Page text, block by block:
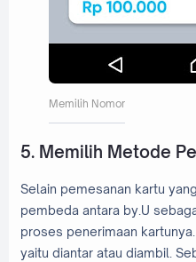
Memilih Nomor
5. Memilih Metode
Selain pemesanan kartu
pembeda antara by.U
proses penerimaan
yaitu diantar atau diambil.